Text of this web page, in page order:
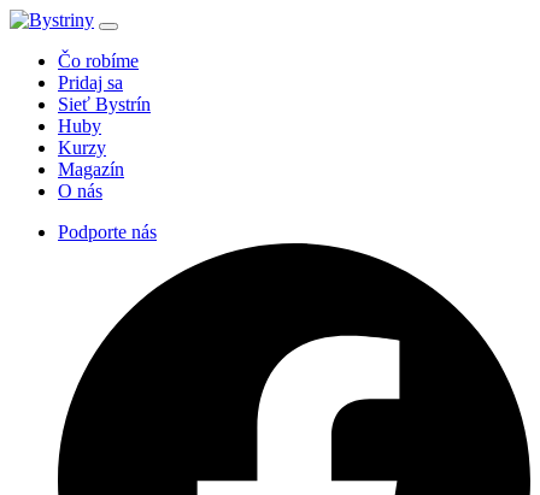
Čo robíme
Pridaj sa
Sieť Bystrín
Huby
Kurzy
Magazín
O nás
Podporte nás